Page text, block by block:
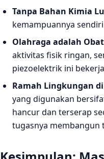
Tanpa Bahan Kimia
kemampuannya
Olahraga adalah
aktivitas fisik ringan,
piezoelektrik ini
Ramah Lingkungan
yang digunakan
hancur dan terserap
tugasnya membangun